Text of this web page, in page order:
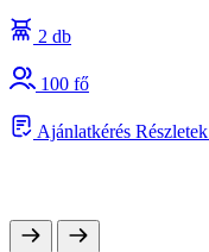
2 db
100 fő
Ajánlatkérés Részletek